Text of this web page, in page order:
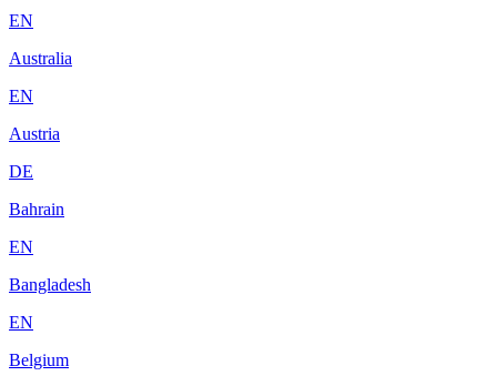
EN
Australia
EN
Austria
DE
Bahrain
EN
Bangladesh
EN
Belgium